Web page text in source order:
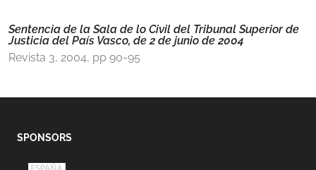
Sentencia de la Sala de lo Civil del Tribunal Superior de
Justicia del País Vasco, de 2 de junio de 2004
Revista 3, 2004, pp 90-95
SPONSORS